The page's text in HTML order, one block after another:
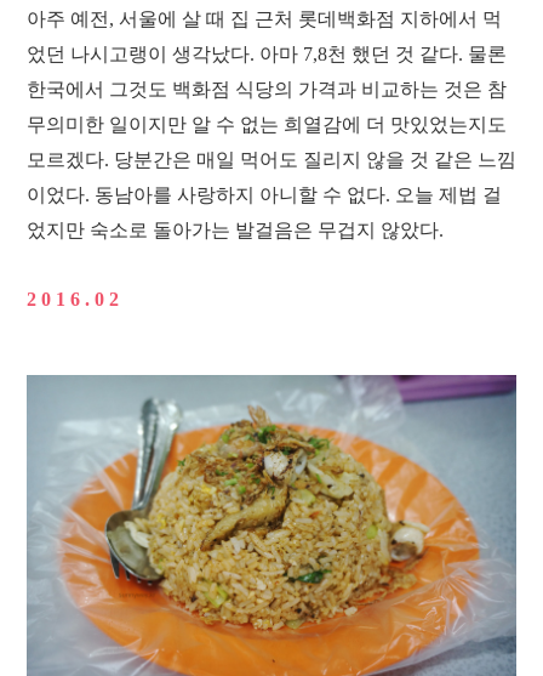
아주 예전, 서울에 살 때 집 근처 롯데백화점 지하에서 먹
었던 나시고랭이 생각났다. 아마 7,8천 했던 것 같다. 물론
한국에서 그것도 백화점 식당의 가격과 비교하는 것은 참
무의미한 일이지만 알 수 없는 희열감에 더 맛있었는지도
모르겠다. 당분간은 매일 먹어도 질리지 않을 것 같은 느낌
이었다. 동남아를 사랑하지 아니할 수 없다. 오늘 제법 걸
었지만 숙소로 돌아가는 발걸음은 무겁지 않았다.
2 0 1 6 . 0 2